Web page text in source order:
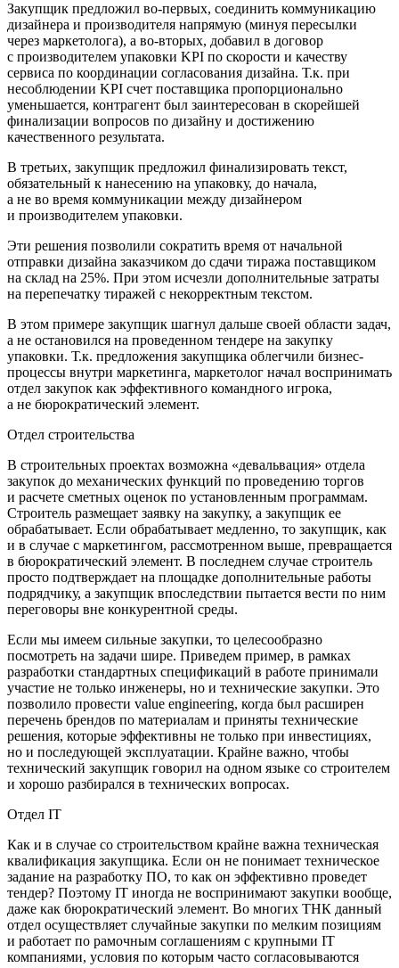
Закупщик предложил во-первых, соединить коммуникацию
дизайнера и производителя напрямую (минуя пересылки
через маркетолога), а во-вторых, добавил в договор
с производителем упаковки KPI по скорости и качеству
сервиса по координации согласования дизайна. Т.к. при
несоблюдении KPI счет поставщика пропорционально
уменьшается, контрагент был заинтересован в скорейшей
финализации вопросов по дизайну и достижению
качественного результата.
В третьих, закупщик предложил финализировать текст,
обязательный к нанесению на упаковку, до начала,
а не во время коммуникации между дизайнером
и производителем упаковки.
Эти решения позволили сократить время от начальной
отправки дизайна заказчиком до сдачи тиража поставщиком
на склад на 25%. При этом исчезли дополнительные затраты
на перепечатку тиражей с некорректным текстом.
В этом примере закупщик шагнул дальше своей области задач,
а не остановился на проведенном тендере на закупку
упаковки. Т.к. предложения закупщика облегчили бизнес-
процессы внутри маркетинга, маркетолог начал воспринимать
отдел закупок как эффективного командного игрока,
а не бюрократический элемент.
Отдел строительства
В строительных проектах возможна «девальвация» отдела
закупок до механических функций по проведению торгов
и расчете сметных оценок по установленным программам.
Строитель размещает заявку на закупку, а закупщик ее
обрабатывает. Если обрабатывает медленно, то закупщик, как
и в случае с маркетингом, рассмотренном выше, превращается
в бюрократический элемент. В последнем случае строитель
просто подтверждает на площадке дополнительные работы
подрядчику, а закупщик впоследствии пытается вести по ним
переговоры вне конкурентной среды.
Если мы имеем сильные закупки, то целесообразно
посмотреть на задачи шире. Приведем пример, в рамках
разработки стандартных спецификаций в работе принимали
участие не только инженеры, но и технические закупки. Это
позволило провести value engineering, когда был расширен
перечень брендов по материалам и приняты технические
решения, которые эффективны не только при инвестициях,
но и последующей эксплуатации. Крайне важно, чтобы
технический закупщик говорил на одном языке со строителем
и хорошо разбирался в технических вопросах.
Отдел IT
Как и в случае со строительством крайне важна техническая
квалификация закупщика. Если он не понимает техническое
задание на разработку ПО, то как он эффективно проведет
тендер? Поэтому IT иногда не воспринимают закупки вообще,
даже как бюрократический элемент. Во многих ТНК данный
отдел осуществляет случайные закупки по мелким позициям
и работает по рамочным соглашениям с крупными IT
компаниями, условия по которым часто согласовываются